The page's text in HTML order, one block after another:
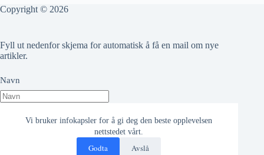
Vi bruker infokapsler for å gi deg den beste opplevelsen
nettstedet vårt.
Godta Avslå
Copyright © 2026
Fyll ut nedenfor skjema for automatisk å få en mail om nye
artikler.
Navn